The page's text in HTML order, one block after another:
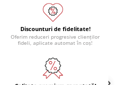
Discounturi de fidelitate!
Oferim reduceri progresive clienților
fideli, aplicate automat în coș!